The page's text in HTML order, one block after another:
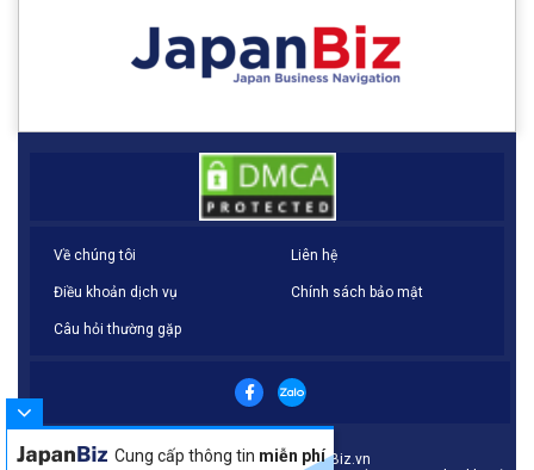
Về chúng tôi Liên hệ
Điều khoản dịch vụ Chính sách bảo mật
Câu hỏi thường gặp
Cung cấp thông tin miễn phí
© Copyright 2021 - JapanBiz.vn